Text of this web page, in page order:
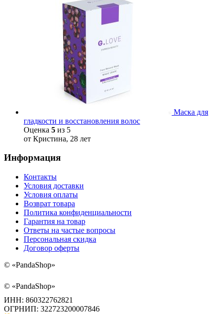
Маска для
гладкости и восстановления волос
Оценка 5 из 5
от Кристина, 28 лет
Информация
Контакты
Условия доставки
Условия оплаты
Возврат товара
Политика конфиденциальности
Гарантия на товар
Ответы на частые вопросы
Персональная скидка
Договор оферты
© «PandaShop»
© «PandaShop»
ИНН: 860322762821
ОГРНИП: 322723200007846